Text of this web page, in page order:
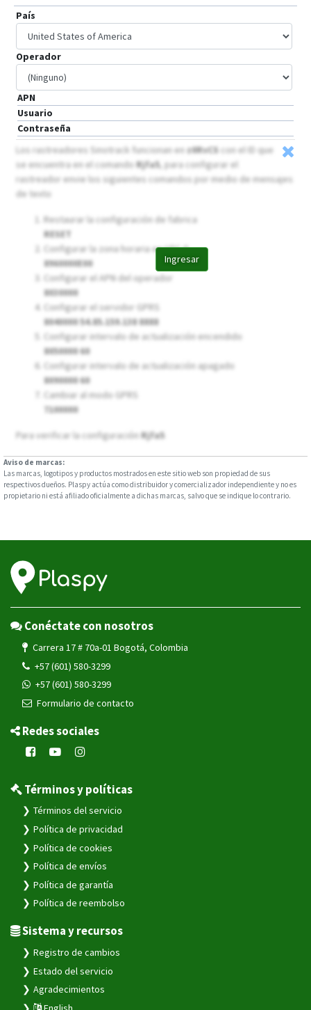
País
Operador
APN
Usuario
Contraseña
Ingresar
Los rastreadores Sinotrack funcionan en z0RvCS con el ID que
se encuentra en el comandoRjfa5, para configurar el
rastreador envie los siguientes comandos por medio de mensajes
de texto
Restaurar la configuración de fabrica
RESET
Configurar la zona horaria en UTC-0
8960000E00
Configurar el APN del operador
8030000
Configurar el servidor GPRS
8040000 54.85.159.138 8888
Configurar intervalo de actualización encendido
8050000 60
Configurar intervalo de actualización apagado
8090000 60
Cambiar al modo GPRS
7100000
Para verificar la configuraciónRjfa5
Aviso de marcas:
Las marcas, logotipos y productos mostrados en este sitio web son propiedad de sus
respectivos dueños. Plaspy actúa como distribuidor y comercializador independiente y no es
propietario ni está afiliado oficialmente a dichas marcas, salvo que se indique lo contrario.
Conéctate con nosotros
Carrera 17 # 70a-01 Bogotá, Colombia
+57 (601) 580-3299
+57 (601) 580-3299
Formulario de contacto
Redes sociales
Términos y políticas
Términos del servicio
Política de privacidad
Política de cookies
Política de envíos
Política de garantía
Política de reembolso
Sistema y recursos
Registro de cambios
Estado del servicio
Agradecimientos